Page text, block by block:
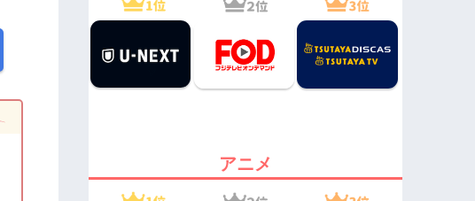
アニメ